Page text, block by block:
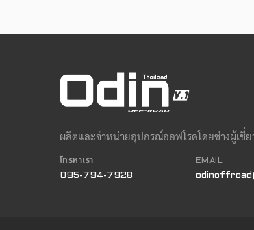
ผลิตและจำหน่ายอุปกรณ์ออฟโรดโดยช่างผู้เชี่
โทรหาเรา
095-794-7928
EMAIL